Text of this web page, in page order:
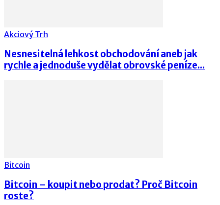
Akciový Trh
Nesnesitelná lehkost obchodování aneb jak
rychle a jednoduše vydělat obrovské peníze...
Bitcoin
Bitcoin – koupit nebo prodat? Proč Bitcoin
roste?